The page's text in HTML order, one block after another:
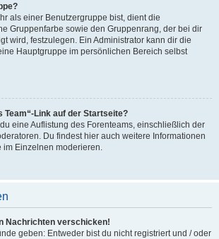
als einer Benutzergruppe bist, dient die
Gruppenfarbe sowie den Gruppenrang, der bei dir
wird, festzulegen. Ein Administrator kann dir die
Hauptgruppe im persönlichen Bereich selbst
Team“-Link auf der Startseite?
eine Auflistung des Forenteams, einschließlich der
Du findest hier auch weitere Informationen
im Einzelnen moderieren.
Nachrichten verschicken!
geben: Entweder bist du nicht registriert und / oder